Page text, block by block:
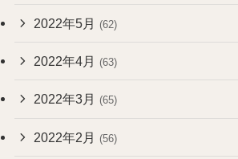
2022年5月 (62)
2022年4月 (63)
2022年3月 (65)
2022年2月 (56)